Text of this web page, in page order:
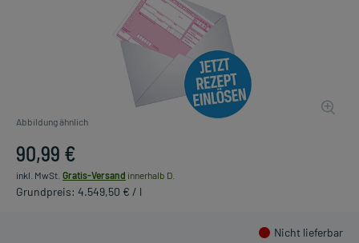
Abbildung ähnlich
90,99 €
inkl. MwSt. Gratis-Versand innerhalb D.
Grundpreis: 4.549,50 € / l
Nicht lieferbar